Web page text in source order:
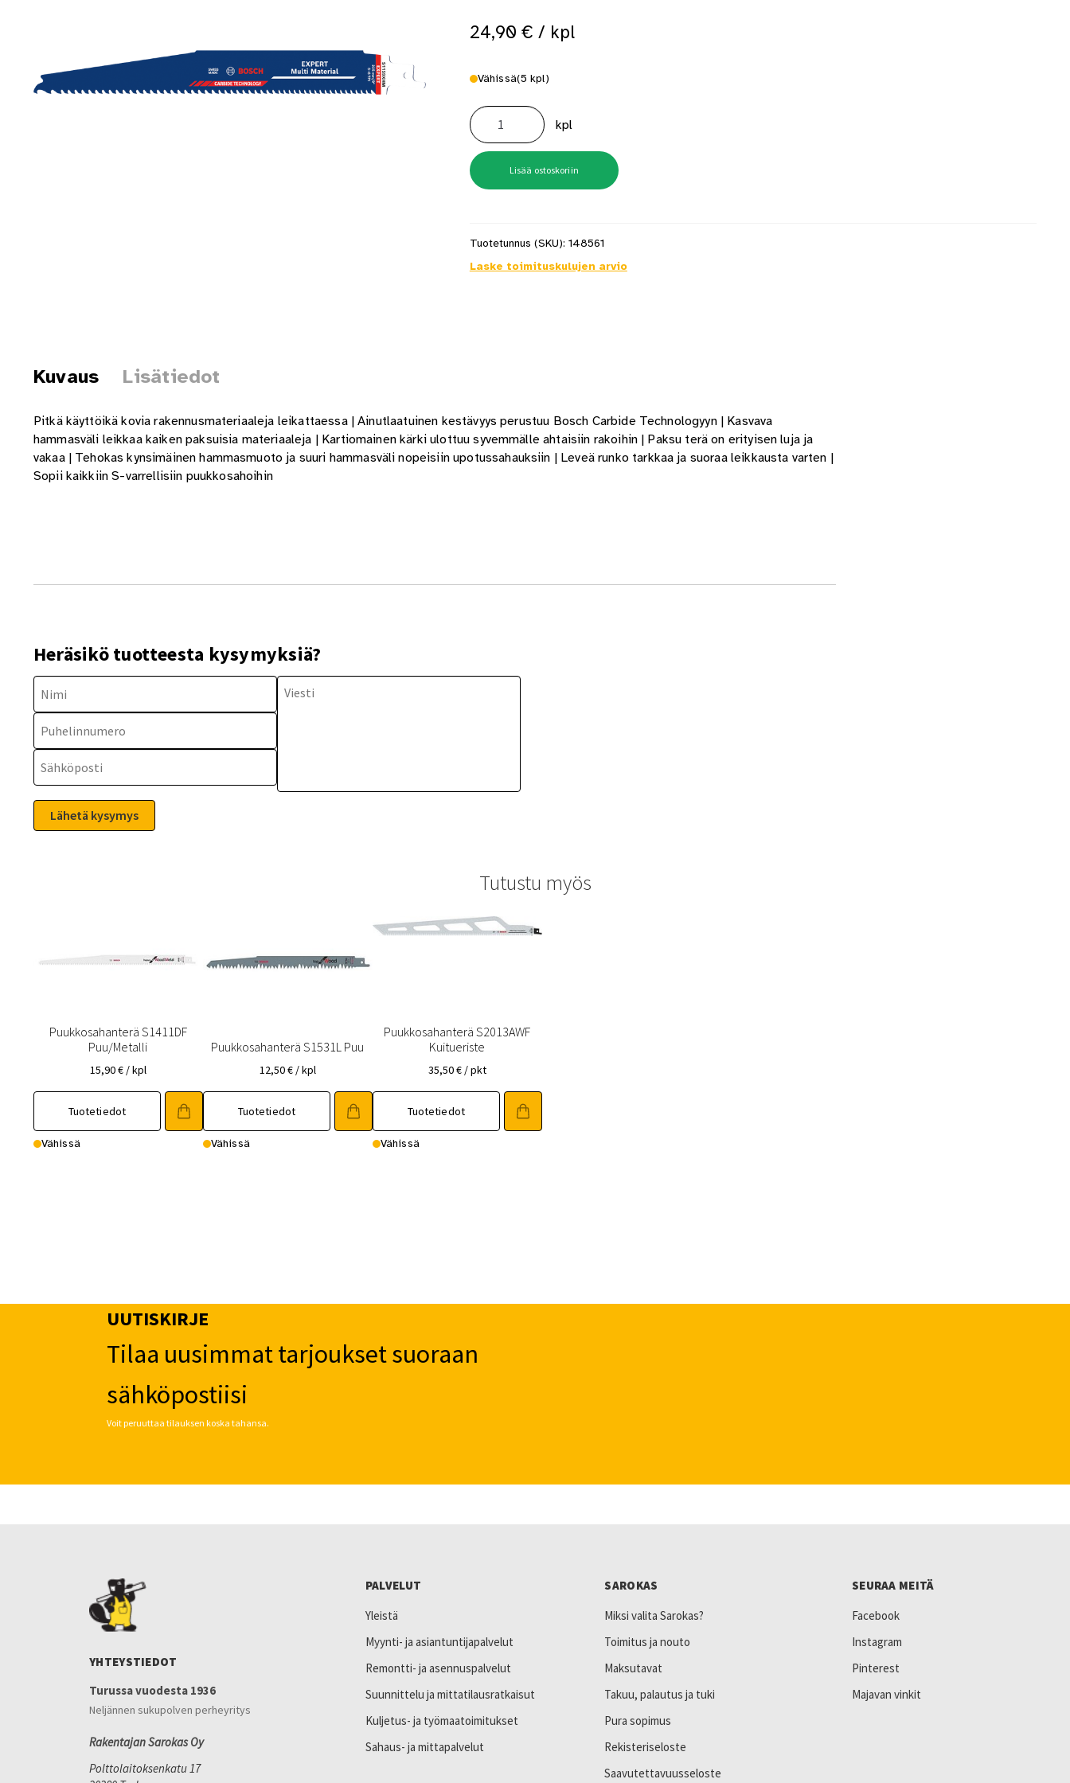
24,90 € / kpl
Vähissä(5 kpl)
Puukkosahanterä
S1159XHM
Multimaterial
määrä
kpl
Lisää ostoskoriin
Tuotetunnus (SKU): 148561
Laske toimituskulujen arvio
Kuvaus Lisätiedot
Pitkä käyttöikä kovia rakennusmateriaaleja leikattaessa | Ainutlaatuinen kestävyys perustuu Bosch Carbide Technologyyn | Kasvava
hammasväli leikkaa kaiken paksuisia materiaaleja | Kartiomainen kärki ulottuu syvemmälle ahtaisiin rakoihin | Paksu terä on erityisen luja ja
vakaa | Tehokas kynsimäinen hammasmuoto ja suuri hammasväli nopeisiin upotussahauksiin | Leveä runko tarkkaa ja suoraa leikkausta varten |
Sopii kaikkiin S-varrellisiin puukkosahoihin
Heräsikö tuotteesta kysymyksiä?
Tutustu myös
Puukkosahanterä S1411DF
Puu/Metalli
15,90€ / kpl
Tuotetiedot
Vähissä
Puukkosahanterä S1531L Puu
12,50€ / kpl
Tuotetiedot
Vähissä
Puukkosahanterä S2013AWF
Kuitueriste
35,50€ / pkt
Tuotetiedot
Vähissä
UUTISKIRJE
Tilaa uusimmat tarjoukset suoraan
sähköpostiisi
Voit peruuttaa tilauksen koska tahansa.
YHTEYSTIEDOT
Turussa vuodesta 1936
Neljännen sukupolven perheyritys
Rakentajan Sarokas Oy
Polttolaitoksenkatu 17
PALVELUT
Yleistä
Myynti- ja asiantuntijapalvelut
Remontti- ja asennuspalvelut
Suunnittelu ja mittatilausratkaisut
Kuljetus- ja työmaatoimitukset
Sahaus- ja mittapalvelut
SAROKAS
Miksi valita Sarokas?
Toimitus ja nouto
Maksutavat
Takuu, palautus ja tuki
Pura sopimus
Rekisteriseloste
Saavutettavuusseloste
SEURAA MEITÄ
Facebook
Instagram
Pinterest
Majavan vinkit